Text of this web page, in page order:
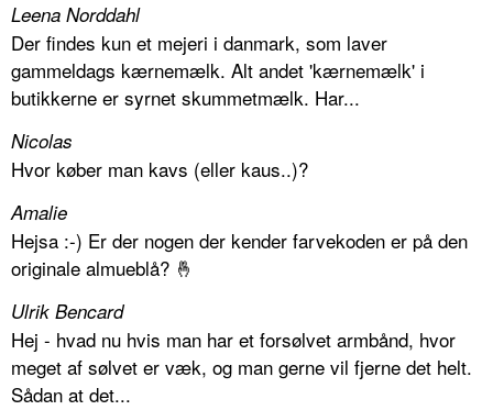
Leena Norddahl
Der findes kun et mejeri i danmark, som laver
gammeldags kærnemælk. Alt andet 'kærnemælk' i
butikkerne er syrnet skummetmælk. Har...
Nicolas
Hvor køber man kavs (eller kaus..)?
Amalie
Hejsa :-) Er der nogen der kender farvekoden er på den
originale almueblå? 🤞
Ulrik Bencard
Hej - hvad nu hvis man har et forsølvet armbånd, hvor
meget af sølvet er væk, og man gerne vil fjerne det helt.
Sådan at det...